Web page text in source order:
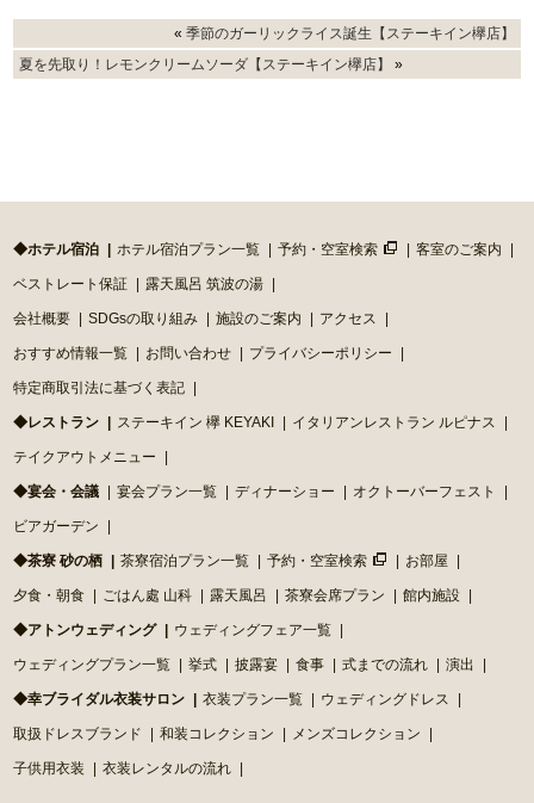
« 季節のガーリックライス誕生【ステーキイン欅店】
夏を先取り！レモンクリームソーダ【ステーキイン欅店】
»
◆ホテル宿泊 ホテル宿泊プラン一覧 予約・空室検索 客室のご案内
ベストレート保証 露天風呂 筑波の湯
会社概要 SDGsの取り組み 施設のご案内 アクセス
おすすめ情報一覧 お問い合わせ プライバシーポリシー
特定商取引法に基づく表記
◆レストラン ステーキイン 欅 KEYAKI イタリアンレストラン ルピナス
テイクアウトメニュー
◆宴会・会議 宴会プラン一覧 ディナーショー オクトーバーフェスト
ビアガーデン
◆茶寮 砂の栖 茶寮宿泊プラン一覧 予約・空室検索 お部屋
夕食・朝食 ごはん處 山科 露天風呂 茶寮会席プラン 館内施設
◆アトンウェディング ウェディングフェア一覧
ウェディングプラン一覧 挙式 披露宴 食事 式までの流れ 演出
◆幸ブライダル衣装サロン 衣装プラン一覧 ウェディングドレス
取扱ドレスブランド 和装コレクション メンズコレクション
子供用衣装 衣装レンタルの流れ